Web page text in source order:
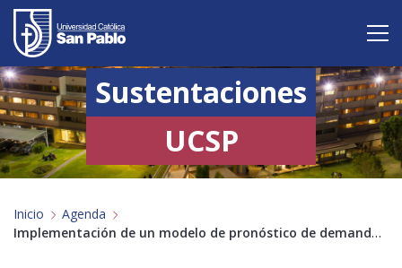
Vive San Pablo
Admisión
Carreras
Postgrado
Sustentaciones
UCSP
Inicio Agenda
Implementación de un modelo de pronóstico de demanda para reducir inventarios y mejorar el desempeño …